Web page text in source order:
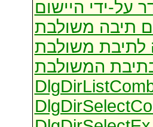
על-ידי היישום
תיבה משולבת
לתיבת משולבת
בתיבת המשולבת